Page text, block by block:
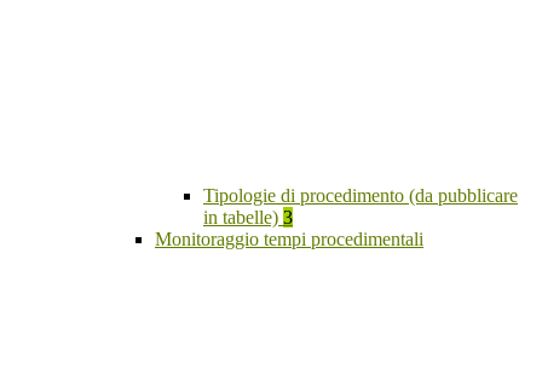
Tipologie di procedimento (da pubblicare
in tabelle) 3
Monitoraggio tempi procedimentali